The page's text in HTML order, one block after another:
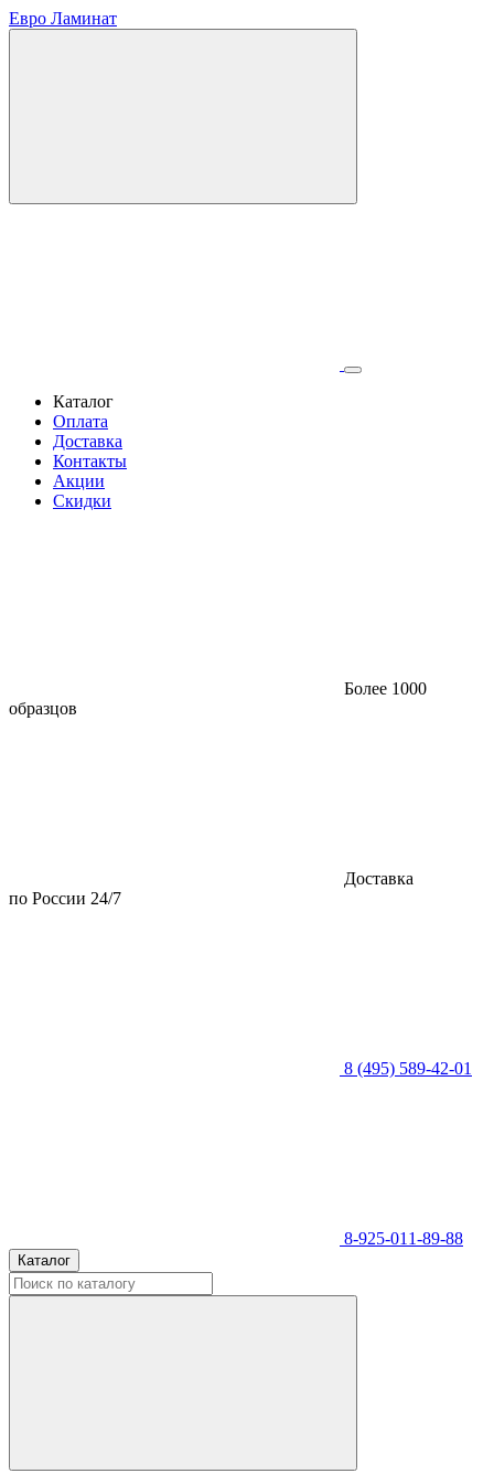
Евро Ламинат
Каталог
Оплата
Доставка
Контакты
Акции
Скидки
Более 1000
образцов
Доставка
по России 24/7
8 (495) 589-42-01
8-925-011-89-88
Каталог